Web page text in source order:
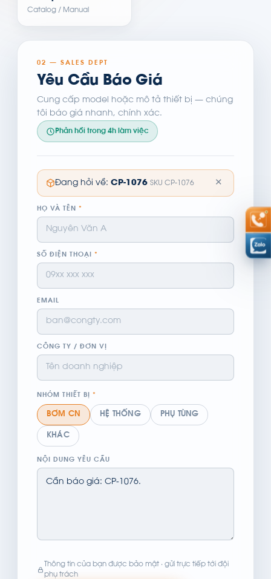
Catalog / Manual
02 — SALES DEPT
Yêu Cầu Báo Giá
Cung cấp model hoặc mô tả thiết bị — chúng
tôi báo giá nhanh, chính xác.
Phản hồi trong 4h làm việc
Đang hỏi về: CP-1076 SKU CP-1076 ✕
HỌ VÀ TÊN *
SỐ ĐIỆN THOẠI *
EMAIL
CÔNG TY / ĐƠN VỊ
NHÓM THIẾT BỊ *
BƠM CN HỆ THỐNG PHỤ TÙNG
KHÁC
NỘI DUNG YÊU CẦU
Thông tin của bạn được bảo mật · gửi trực tiếp tới đội
phụ trách